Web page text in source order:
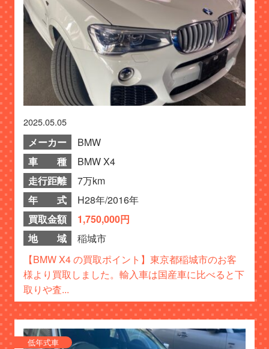
2025.05.05
メーカー
BMW
車 種
BMW X4
走行距離
7万km
年 式
H28年/2016年
買取金額
1,750,000円
地 域
稲城市
【BMW X4 の買取ポイント】東京都稲城市のお客
様より買取しました。輸入車は国産車に比べると下
取りや査...
低年式車